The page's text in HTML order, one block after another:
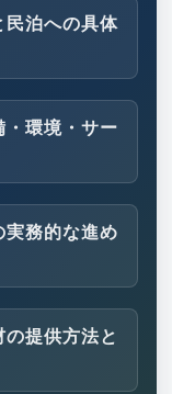
民泊への具体
・環境・サー
実務的な進め
提供方法と